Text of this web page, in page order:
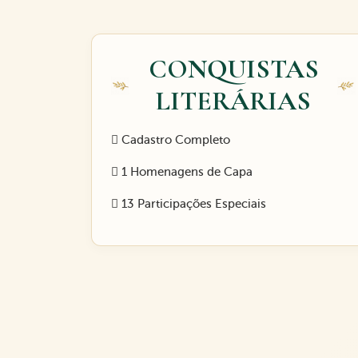
CONQUISTAS
LITERÁRIAS
Cadastro Completo
1 Homenagens de Capa
13 Participações Especiais